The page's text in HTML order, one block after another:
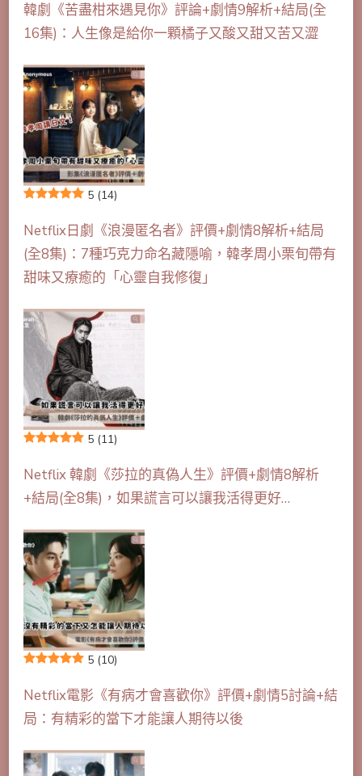
韓劇《苦盡柑來遇見你》評論+劇情9解析+結局(全
16集)：人生像是給你一顆橘子又酸又甜又苦又澀
5 (14)
Netflix日劇《浪漫匿名者》評價+劇情8解析+結局
(全8集)：7種巧克力命名藏隱喻，韓孝周小栗旬帶有
甜味又療癒的「心靈自我修復」
5 (11)
Netflix 韓劇《莎拉的真偽人生》評價+劇情8解析
+結局(全8集)，如果謊言可以讓我活得更好…
5 (10)
Netflix電影《有病才會喜歡你》評價+劇情5討論+結
局：有精彩的當下才能讓人期待以後